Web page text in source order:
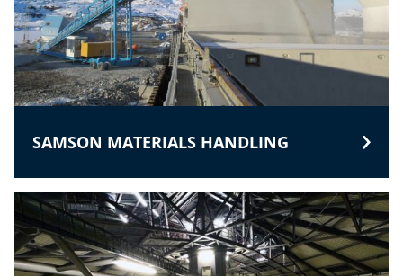
SAMSON MATERIALS HANDLING